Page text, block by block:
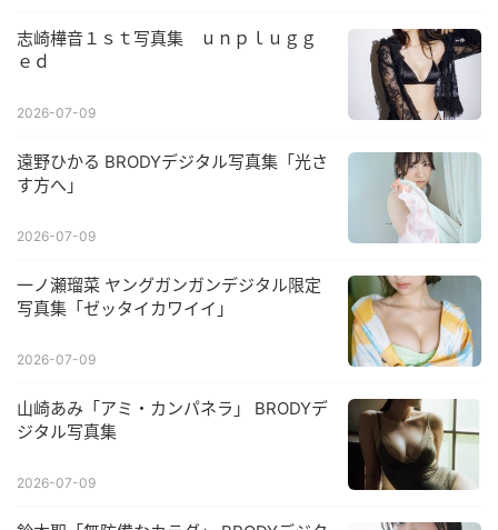
志崎樺音１ｓｔ写真集 ｕｎｐｌｕｇｇ
ｅｄ
2026-07-09
遠野ひかる BRODYデジタル写真集「光さ
す方へ」
2026-07-09
一ノ瀬瑠菜 ヤングガンガンデジタル限定
写真集「ゼッタイカワイイ」
2026-07-09
山崎あみ「アミ・カンパネラ」 BRODYデ
ジタル写真集
2026-07-09